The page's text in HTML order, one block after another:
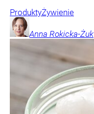
ProduktyŻywienie
Anna Rokicka-Żuk